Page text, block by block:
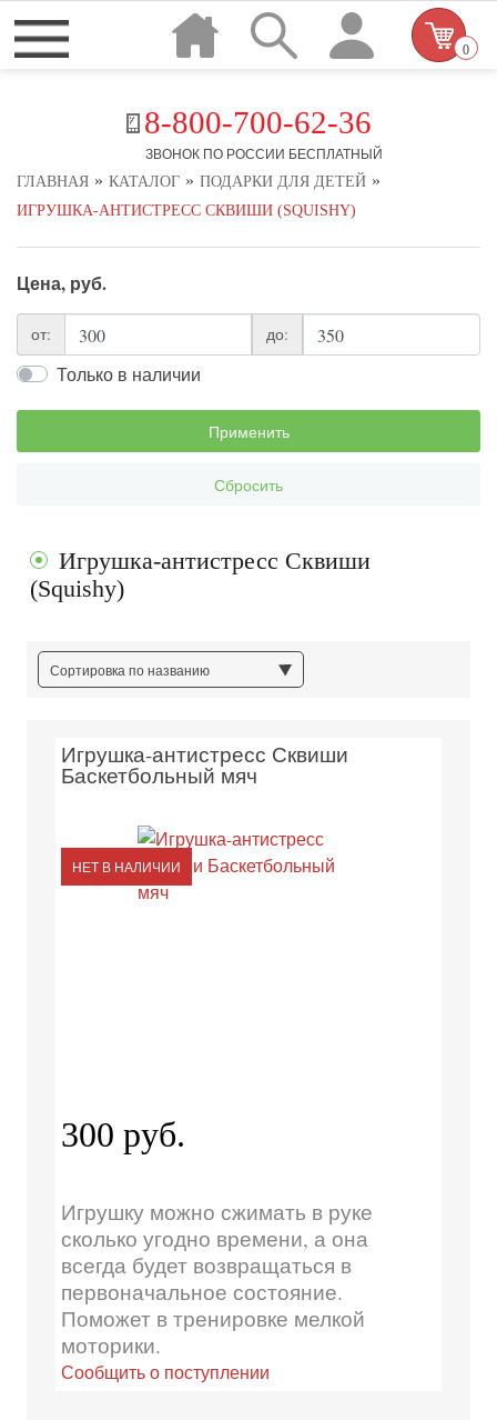
8-800-700-62-36
ЗВОНОК ПО РОССИИ БЕСПЛАТНЫЙ
0
ГЛАВНАЯ » КАТАЛОГ » ПОДАРКИ ДЛЯ ДЕТЕЙ »
ИГРУШКА-АНТИСТРЕСС СКВИШИ (SQUISHY)
Цена, руб.
от: до:
Только в наличии
Применить
Сбросить
Игрушка-антистресс Сквиши
(Squishy)
Сортировка по названию
Игрушка-антистресс Сквиши
Баскетбольный мяч
НЕТ В НАЛИЧИИ
300 руб.
Игрушку можно сжимать в руке
сколько угодно времени, а она
всегда будет возвращаться в
первоначальное состояние.
Поможет в тренировке мелкой
моторики.
Сообщить о поступлении